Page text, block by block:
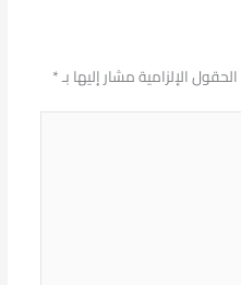
الحقول الإلزامية مشار إليها بـ*